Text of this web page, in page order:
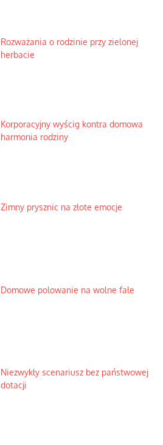
Rozważania o rodzinie przy zielonej
herbacie
Korporacyjny wyścig kontra domowa
harmonia rodziny
Zimny prysznic na złote emocje
Domowe polowanie na wolne fale
Niezwykły scenariusz bez państwowej
dotacji